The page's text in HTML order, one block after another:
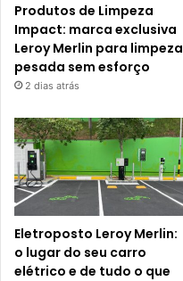
Produtos de Limpeza
Impact: marca exclusiva
Leroy Merlin para limpeza
pesada sem esforço
2 dias atrás
Eletroposto Leroy Merlin:
o lugar do seu carro
elétrico e de tudo o que